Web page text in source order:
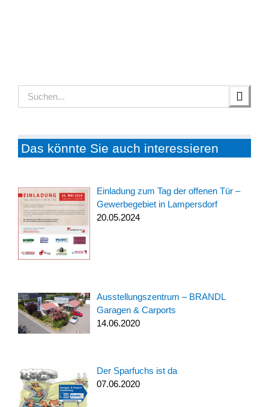
Suche
Das könnte Sie auch interessieren
Einladung zum Tag der offenen Tür –
Gewerbegebiet in Lampersdorf
20.05.2024
Ausstellungszentrum – BRANDL
Garagen & Carports
14.06.2020
Der Sparfuchs ist da
07.06.2020